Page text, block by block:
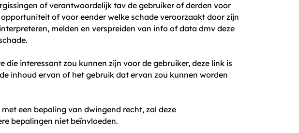
of verantwoordelijk tav de gebruiker of derden voor
of voor eender welke schade veroorzaakt door zijn
melden en verspreiden van info of data dmv deze
interessant zou kunnen zijn voor de gebruiker, deze link is
inhoud ervan of het gebruik dat ervan zou kunnen worden
een bepaling van dwingend recht, zal deze
bepalingen niet beïnvloeden.